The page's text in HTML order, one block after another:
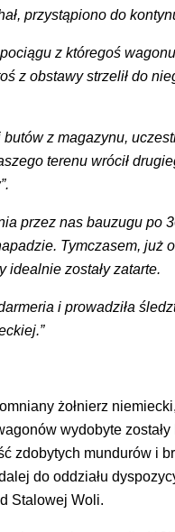
przystąpiono do
z któregoś
z obstawy strzelił do
z magazynu,
terenu wrócił
przez nas bauzugu po
Tymczasem,
idealnie zostały zatarte.
i prowadziła
żołnierz
wydobyte
zdobytych mundurów i
do oddziału
Stalowej Woli.